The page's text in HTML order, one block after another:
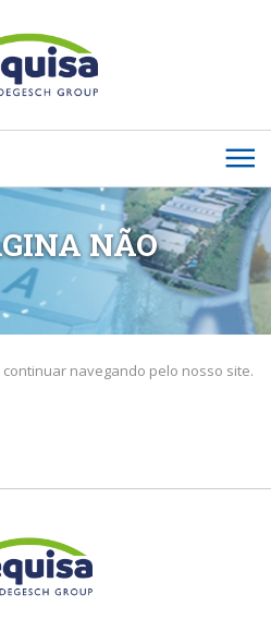
NÃO
navegando pelo nosso site.